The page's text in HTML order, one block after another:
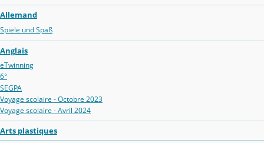
Allemand
Spiele und Spaß
Anglais
eTwinning
6°
SEGPA
Voyage scolaire - Octobre 2023
Voyage scolaire - Avril 2024
Arts plastiques